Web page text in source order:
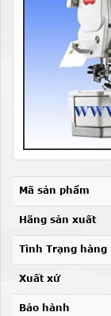
Mã sản phẩm
Hãng sản xuất
Tình Trạng hàng
Xuất xứ
Bảo hành